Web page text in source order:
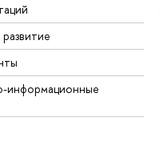
информационные